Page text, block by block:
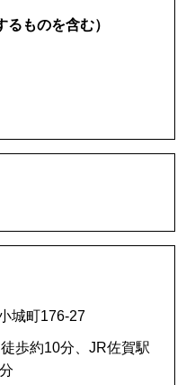
ものを含む）
城町176-27
歩約10分、JR佐賀駅